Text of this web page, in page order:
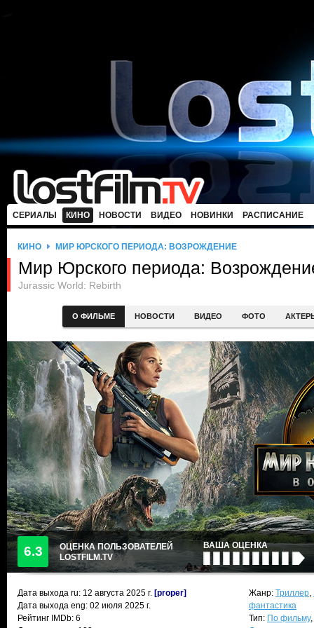
СЕРИАЛЫ КИНО НОВОСТИ ВИДЕО НОВИНКИ РАСПИСАНИЕ
КИНО МИР ЮРСКОГО ПЕРИОДА: ВОЗРОЖДЕНИЕ
Мир Юрского периода:
Jurassic World: Rebirth
О ФИЛЬМЕ НОВОСТИ ВИДЕО ФОТО
6.3
ОЦЕНКА ПОЛЬЗОВАТЕЛЕЙ
LOSTFILM.TV
ВАША ОЦЕНКА
Дата выхода ru: 12 августа 2025 г. [proper]
Дата выхода eng: 02 июля 2025 г.
Рейтинг IMDb: 6
Жанр: Триллер,
фантастика
Тип: По фильму,